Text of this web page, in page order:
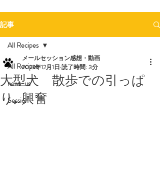
記事
All Recipes
news-us
Session
All Recipes
大型犬 散歩での引っぱ
り, 興奮
メールセッション感想・動画
2022年12月1日 読了時間: 3分